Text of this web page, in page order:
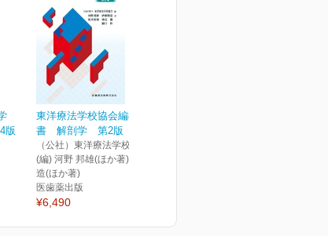
版
東洋療法学校協会編教科
書 解剖学 第2版【202...
（公社）東洋療法学校協会
(編) 河野 邦雄(ほか著) 伊藤 隆
造(ほか著)
医歯薬出版
¥6,490